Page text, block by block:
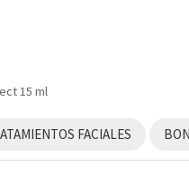
15 ml
FACIALES